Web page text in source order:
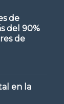
de
del 90%
de
en la